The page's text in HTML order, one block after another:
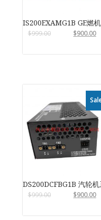
IS200EXAMG1B GE燃
$999.00 $900.00
DS200DCFBG1B 汽轮
$999.00 $900.00